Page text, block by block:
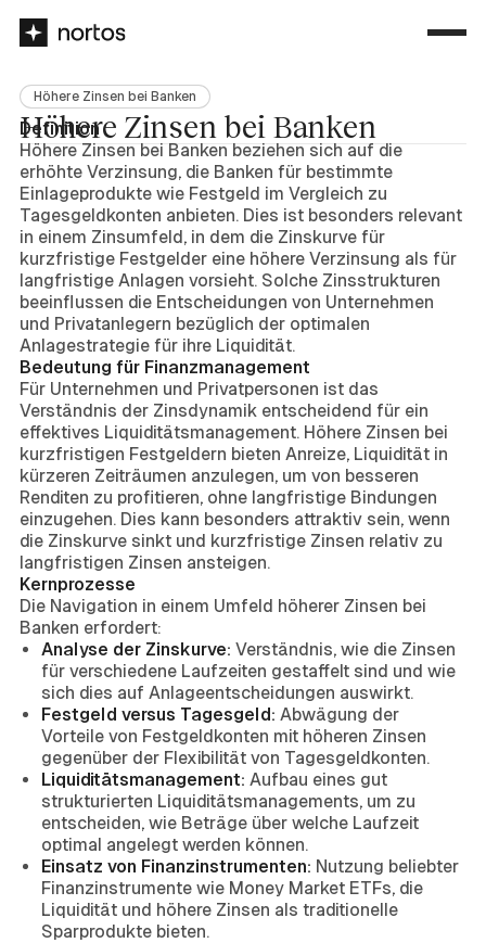
Höhere Zinsen bei Banken
Höhere Zinsen bei Banken
Definition
Höhere Zinsen bei Banken beziehen sich auf die
erhöhte Verzinsung, die Banken für bestimmte
Einlageprodukte wie Festgeld im Vergleich zu
Tagesgeldkonten anbieten. Dies ist besonders relevant
in einem Zinsumfeld, in dem die Zinskurve für
kurzfristige Festgelder eine höhere Verzinsung als für
langfristige Anlagen vorsieht. Solche Zinsstrukturen
beeinflussen die Entscheidungen von Unternehmen
und Privatanlegern bezüglich der optimalen
Anlagestrategie für ihre Liquidität.
Bedeutung für Finanzmanagement
Für Unternehmen und Privatpersonen ist das
Verständnis der Zinsdynamik entscheidend für ein
effektives Liquiditätsmanagement. Höhere Zinsen bei
kurzfristigen Festgeldern bieten Anreize, Liquidität in
kürzeren Zeiträumen anzulegen, um von besseren
Renditen zu profitieren, ohne langfristige Bindungen
einzugehen. Dies kann besonders attraktiv sein, wenn
die Zinskurve sinkt und kurzfristige Zinsen relativ zu
langfristigen Zinsen ansteigen.
Kernprozesse
Die Navigation in einem Umfeld höherer Zinsen bei
Banken erfordert:
Analyse der Zinskurve: Verständnis, wie die Zinsen
für verschiedene Laufzeiten gestaffelt sind und wie
sich dies auf Anlageentscheidungen auswirkt.
Festgeld versus Tagesgeld: Abwägung der
Vorteile von Festgeldkonten mit höheren Zinsen
gegenüber der Flexibilität von Tagesgeldkonten.
Liquiditätsmanagement: Aufbau eines gut
strukturierten Liquiditätsmanagements, um zu
entscheiden, wie Beträge über welche Laufzeit
optimal angelegt werden können.
Einsatz von Finanzinstrumenten: Nutzung beliebter
Finanzinstrumente wie Money Market ETFs, die
Liquidität und höhere Zinsen als traditionelle
Sparprodukte bieten.